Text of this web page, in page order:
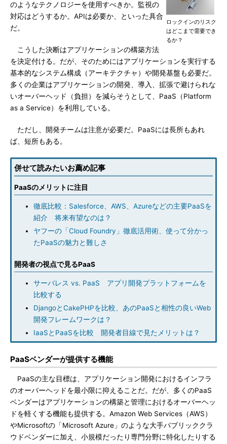
ロックインのリスク
はどこまで需要でき
るか？
のようなテクノロジーを使用すべきか。監視の
対応はどうするか。APIは必要か、といった具合
だ。
こうした決断はアプリケーションの構築方法
を決定付ける。だが、そのためにはアプリケーションを実行する
基本的なシステム構成（アーキテクチャ）や開発基盤も必要だ。
多くの企業はアプリケーションの開発、導入、拡張で避けられな
いオーバーヘッド（負担）を減らそうとして、PaaS（Platform
as a Service）を利用している。
ただし、開発チームは注意が必要だ。PaaSには長所もあれ
ば、短所もある。
併せて読みたいお薦め記事
PaaSのメリットに注目
徹底比較：Salesforce、AWS、Azureなどの主要PaaSを
紹介 将来有望なのは？
ヤフーの「Cloud Foundry」徹底活用術、使って分かっ
たPaaSの魅力と難しさ
開発者の視点で見るPaaS
サーバレス vs. PaaS アプリ開発プラットフォームを
比較する
DjangoとCakePHPを比較、あのPaaSと相性の良いWeb
開発フレームワークは？
IaaSとPaaSを比較 開発者目線で見たメリットは？
PaaSベンダーが提供する機能
PaaSの主な目標は、アプリケーション開発におけるインフラ
のオーバーヘッドを最小限に抑えることだ。だが、多くのPaaS
ベンダーはアプリケーションの構築と管理におけるオーバーヘッ
ドを軽くする機能も提供する。Amazon Web Services（AWS）
やMicrosoftの「Microsoft Azure」のような大手パブリッククラ
ウドベンダーに加え、小規模だったり専門分野に特化したりする